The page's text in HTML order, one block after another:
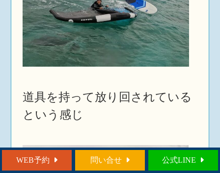
道具を持って放り回されている
という感じ
WEB予約 問い合せ 公式LINE